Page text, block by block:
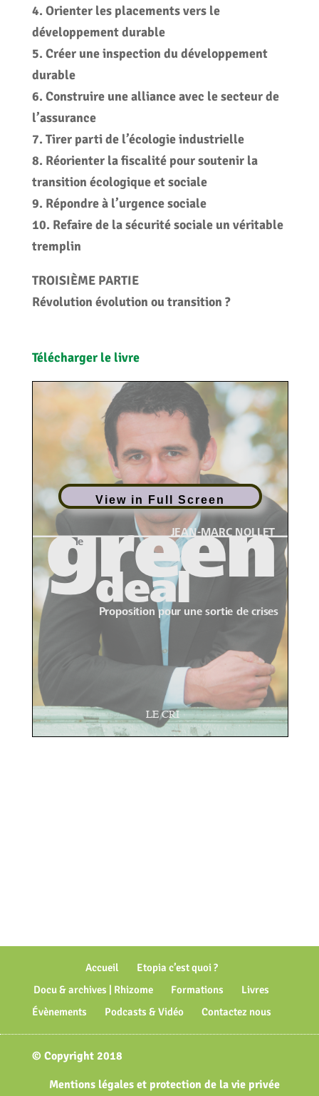
4. Orienter les placements vers le
développement durable
5. Créer une inspection du développement
durable
6. Construire une alliance avec le secteur de
l’assurance
7. Tirer parti de l’écologie industrielle
8. Réorienter la fiscalité pour soutenir la
transition écologique et sociale
9. Répondre à l’urgence sociale
10. Refaire de la sécurité sociale un véritable
tremplin
TROISIÈME PARTIE
Révolution évolution ou transition ?
Télécharger le livre
View in Full Screen
Accueil
Etopia c’est quoi ?
Docu & archives | Rhizome
Formations
Livres
Évènements
Podcasts & Vidéo Contactez nous
© Copyright 2018
Mentions légales et protection de la vie privée